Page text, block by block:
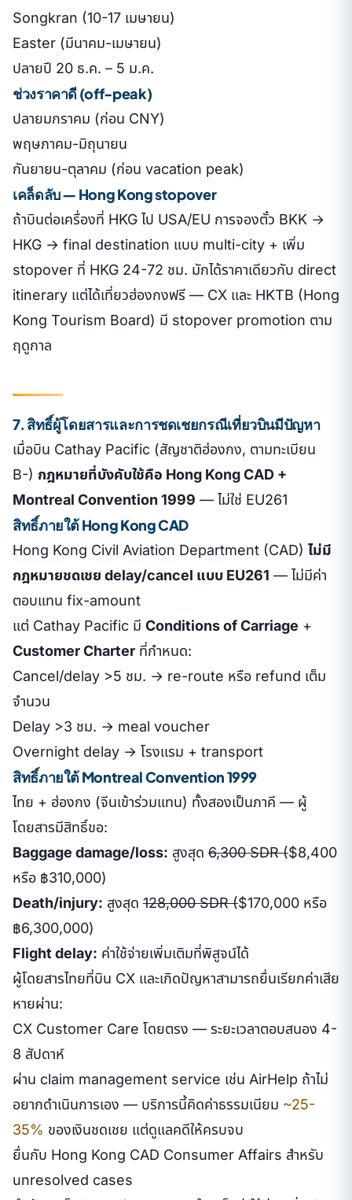
Songkran (10-17 เมษายน)
Easter (มีนาคม-เมษายน)
ปลายปี 20 ธ.ค. – 5 ม.ค.
ช่วงราคาดี (off-peak)
ปลายมกราคม (ก่อน CNY)
พฤษภาคม-มิถุนายน
กันยายน-ตุลาคม (ก่อน vacation peak)
เคล็ดลับ — Hong Kong stopover
ถ้าบินต่อเครื่องที่ HKG ไป USA/EU การจองตั๋ว BKK →
HKG → final destination แบบ multi-city + เพิ่ม
stopover ที่ HKG 24-72 ชม. มักได้ราคาเดียวกับ direct
itinerary แต่ได้เที่ยวฮ่องกงฟรี — CX และ HKTB (Hong
Kong Tourism Board) มี stopover promotion ตาม
ฤดูกาล
7. สิทธิ์ผู้โดยสารและการชดเชยกรณีเที่ยวบินมีปัญหา
เมื่อบิน Cathay Pacific (สัญชาติฮ่องกง, ตามทะเบียน
B-) กฎหมายที่บังคับใช้คือ Hong Kong CAD +
Montreal Convention 1999 — ไม่ใช่ EU261
สิทธิ์ภายใต้ Hong Kong CAD
Hong Kong Civil Aviation Department (CAD) ไม่มี
กฎหมายชดเชย delay/cancel แบบ EU261 — ไม่มีค่า
ตอบแทน fix-amount
แต่ Cathay Pacific มี Conditions of Carriage +
Customer Charter ที่กำหนด:
Cancel/delay >5 ชม. → re-route หรือ refund เต็ม
จำนวน
Delay >3 ชม. → meal voucher
Overnight delay → โรงแรม + transport
สิทธิ์ภายใต้ Montreal Convention 1999
ไทย + ฮ่องกง (จีนเข้าร่วมแทน) ทั้งสองเป็นภาคี — ผู้
โดยสารมีสิทธิ์ขอ:
Baggage damage/loss: สูงสุด 6,300 SDR ($8,400
หรือ ฿310,000)
Death/injury: สูงสุด 128,000 SDR ($170,000 หรือ
฿6,300,000)
Flight delay: ค่าใช้จ่ายเพิ่มเติมที่พิสูจน์ได้
ผู้โดยสารไทยที่บิน CX และเกิดปัญหาสามารถยื่นเรียกค่าเสีย
หายผ่าน:
CX Customer Care โดยตรง — ระยะเวลาตอบสนอง 4-
8 สัปดาห์
ผ่าน claim management service เช่น AirHelp ถ้าไม่
อยากดำเนินการเอง — บริการนี้คิดค่าธรรมเนียม ~25-
35% ของเงินชดเชย แต่ดูแลคดีให้ครบจบ
ยื่นกับ Hong Kong CAD Consumer Affairs สำหรับ
unresolved cases